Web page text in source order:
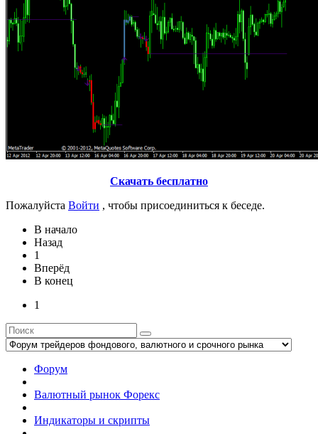
Скачать бесплатно
Пожалуйста Войти , чтобы присоединиться к беседе.
В начало
Назад
1
Вперёд
В конец
1
Форум
Валютный рынок Форекс
Индикаторы и скрипты